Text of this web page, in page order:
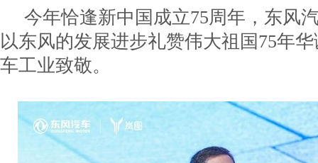
今年恰逢新中国成立75周年，东风
以东风的发展进步礼赞伟大祖国75年
车工业致敬。